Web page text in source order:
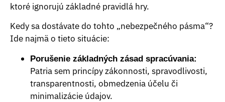
ktoré ignorujú základné pravidlá hry.
Kedy sa dostávate do tohto „nebezpečného pásma“?
Ide najmä o tieto situácie:
Porušenie základných zásad spracúvania:
Patria sem princípy zákonnosti, spravodlivosti,
transparentnosti, obmedzenia účelu či
minimalizácie údajov.